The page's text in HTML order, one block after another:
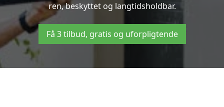
ren, beskyttet og langtidsholdbar.
Få 3 tilbud, gratis og uforpligtende